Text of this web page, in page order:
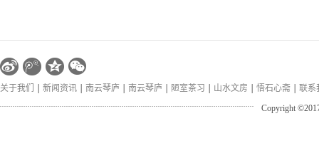
关于我们 新闻资讯 南云琴庐 南云琴庐 陋室茶习 山水文房 悟石心斋
联系
Copyright